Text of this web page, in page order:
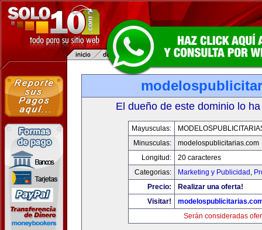
El dueño de este dominio lo
Mayusculas:
Minusculas:
modelospublicitarias.com
Longitud:
20 caracteres
Categorias:
Marketing y Publicidad ,
Precio:
Realizar una oferta!
Visitar!
Serán consideradas